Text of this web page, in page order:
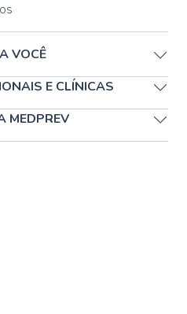
VOCÊ
E CLÍNICAS
MEDPREV